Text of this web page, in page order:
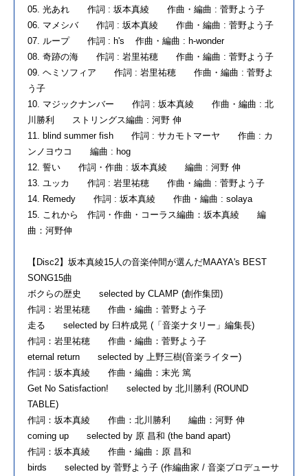
05. 光あれ 作詞 : 坂本真綾 作曲・編曲 : 菅野よう子
06. マメシバ 作詞 : 坂本真綾 作曲・編曲 : 菅野よう子
07. ループ 作詞 : h's 作曲・編曲 : h-wonder
08. 奇跡の海 作詞 : 岩里祐穂 作曲・編曲 : 菅野よう子
09. ヘミソフィア 作詞 : 岩里祐穂 作曲・編曲 : 菅野よ
う子
10. マジックナンバー 作詞 : 坂本真綾 作曲・編曲 : 北
川勝利 ストリングス編曲 : 河野 伸
11. blind summer fish 作詞 : サカモトマーヤ 作曲 : カ
ンノヨウコ 編曲 : hog
12. 誓い 作詞・作曲 : 坂本真綾 編曲 : 河野 伸
13. ユッカ 作詞 : 岩里祐穂 作曲・編曲 : 菅野よう子
14. Remedy 作詞 : 坂本真綾 作曲・編曲 : solaya
15. これから 作詞・作曲・コーラス編曲：坂本真綾 編
曲：河野伸
【Disc2】坂本真綾15人の音楽仲間が選んだMAAYA's BEST
SONG15曲
ボクらの歴史 selected by CLAMP (創作集団)
作詞：岩里祐穂 作曲・編曲：菅野よう子
走る selected by 臼杵成晃 (「音楽ナタリー」編集長)
作詞：岩里祐穂 作曲・編曲：菅野よう子
eternal return selected by 上野三樹(音楽ライター)
作詞：坂本真綾 作曲・編曲：末光 篤
Get No Satisfaction! selected by 北川勝利 (ROUND
TABLE)
作詞：坂本真綾 作曲：北川勝利 編曲：河野 伸
coming up selected by 原 昌和 (the band apart)
作詞：坂本真綾 作曲・編曲：原 昌和
birds selected by 菅野よう子 (作編曲家 / 音楽プロデューサ